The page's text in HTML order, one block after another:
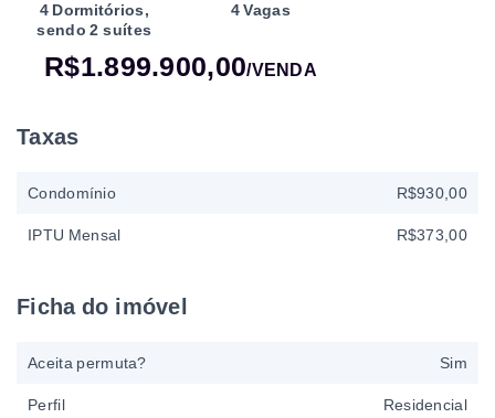
4 Dormitórios,
sendo 2 suítes
4 Vagas
R$1.899.900,00/VENDA
Taxas
Condomínio R$930,00
IPTU Mensal R$373,00
Ficha do imóvel
Aceita permuta? Sim
Perfil Residencial